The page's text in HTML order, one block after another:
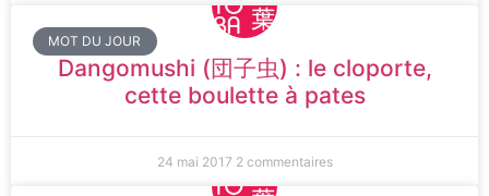
MOT DU JOUR
Dangomushi (団子虫) : le cloporte,
cette boulette à pates
24 mai 2017 2 commentaires